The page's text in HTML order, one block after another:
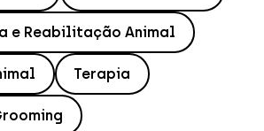
e Reabilitação Animal
Terapia